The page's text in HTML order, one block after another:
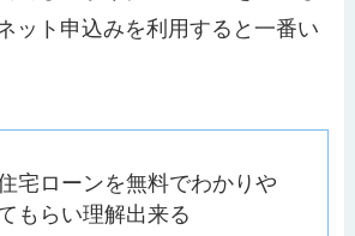
ット申込みを利用すると一番い
宅ローンを無料でわかりや
もらい理解出来る